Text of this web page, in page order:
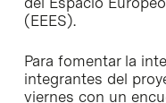
(EEES).
Para fomentar la
integrantes del
viernes con un